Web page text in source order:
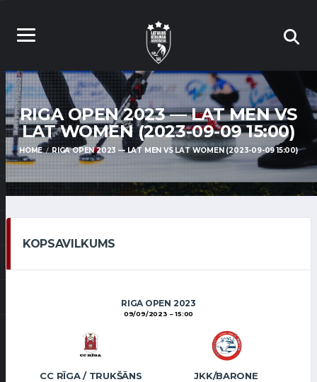
RIGA OPEN 2023 — LAT MEN VS
LAT WOMEN (2023-09-09 15:00)
HOME RIGA OPEN 2023 — LAT MEN VS LAT WOMEN (2023-09-09 15:00)
KOPSAVILKUMS
RIGA OPEN 2023
09/09/2023 15:00
CC RĪGA / TRUKŠĀNS JKK/BARONE